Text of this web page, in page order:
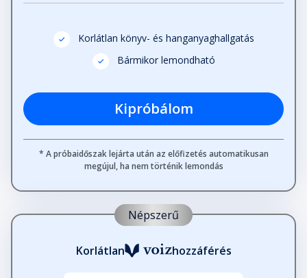
Korlátlan könyv- és hanganyaghallgatás
Bármikor lemondható
Kipróbálom
* A próbaidőszak lejárta után az előfizetés automatikusan
megújul, ha nem történik lemondás
Népszerű
Korlátlan hozzáférés